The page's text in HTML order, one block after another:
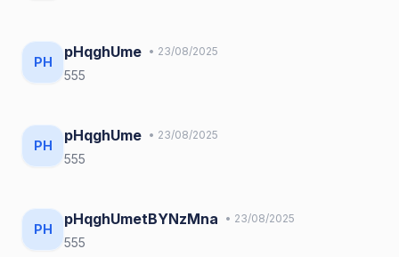
PH
pHqghUme • 23/08/2025
555
PH
pHqghUme • 23/08/2025
555
PH
pHqghUmetBYNzMna • 23/08/2025
555